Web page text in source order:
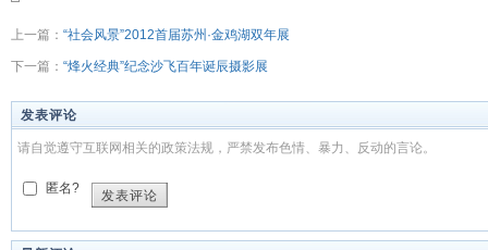
上一篇： “社会风景”2012首届苏州·金鸡湖双年展
下一篇： “烽火经典”纪念沙飞百年诞辰摄影展
发表评论
请自觉遵守互联网相关的政策法规，严禁发布色情、暴力、反动的言论。
匿名?
发表评论